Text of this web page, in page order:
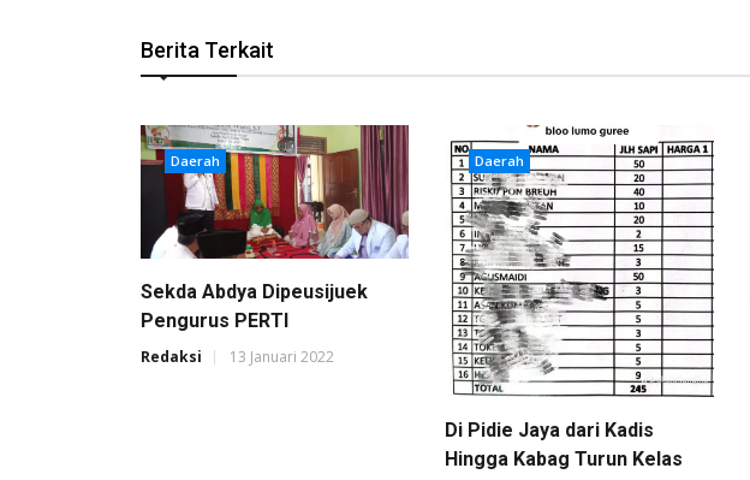
Berita Terkait
Daerah
Sekda Abdya Dipeusijuek
Pengurus PERTI
Redaksi 13 Januari 2022
Daerah
Di Pidie Jaya dari Kadis
Hingga Kabag Turun Kelas